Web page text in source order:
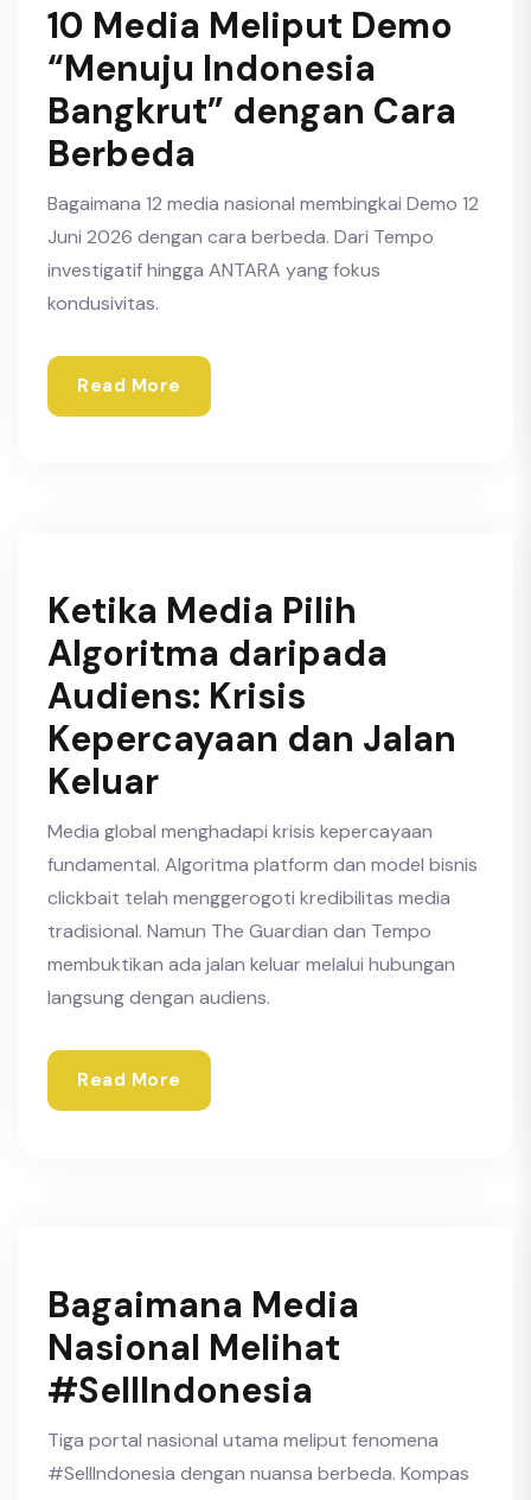
10 Media Meliput Demo
“Menuju Indonesia
Bangkrut” dengan Cara
Berbeda
Bagaimana 12 media nasional membingkai Demo 12
Juni 2026 dengan cara berbeda. Dari Tempo
investigatif hingga ANTARA yang fokus
kondusivitas.
Read More
Ketika Media Pilih
Algoritma daripada
Audiens: Krisis
Kepercayaan dan Jalan
Keluar
Media global menghadapi krisis kepercayaan
fundamental. Algoritma platform dan model bisnis
clickbait telah menggerogoti kredibilitas media
tradisional. Namun The Guardian dan Tempo
membuktikan ada jalan keluar melalui hubungan
langsung dengan audiens.
Read More
Bagaimana Media
Nasional Melihat
#SellIndonesia
Tiga portal nasional utama meliput fenomena
#SellIndonesia dengan nuansa berbeda. Kompas